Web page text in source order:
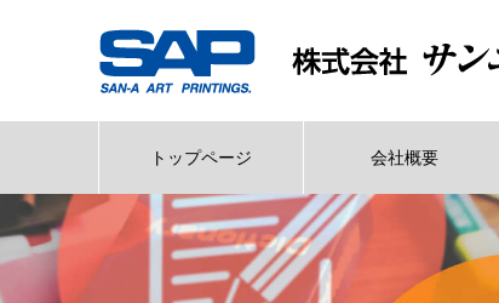
トップページ 会社概要